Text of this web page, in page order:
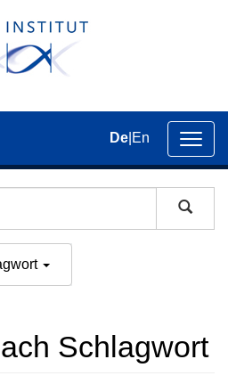
der
De En
Schlagwort